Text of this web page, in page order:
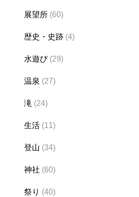
展望所 (60)
歴史・史跡 (4)
水遊び(29)
温泉 (27)
滝 (24)
生活 (11)
登山 (34)
神社 (60)
祭り (40)